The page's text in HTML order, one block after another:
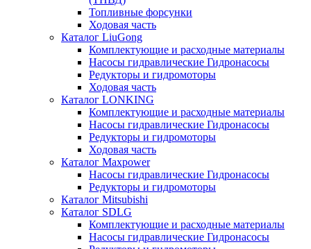
Топливные форсунки
Ходовая часть
Каталог LiuGong
Комплектующие и расходные материалы
Насосы гидравлические Гидронасосы
Редукторы и гидромоторы
Ходовая часть
Каталог LONKING
Комплектующие и расходные материалы
Насосы гидравлические Гидронасосы
Редукторы и гидромоторы
Ходовая часть
Каталог Maxpower
Насосы гидравлические Гидронасосы
Редукторы и гидромоторы
Каталог Mitsubishi
Каталог SDLG
Комплектующие и расходные материалы
Насосы гидравлические Гидронасосы